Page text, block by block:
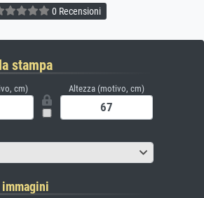
0 Recensioni
stampa
cm) Altezza (motivo, cm)